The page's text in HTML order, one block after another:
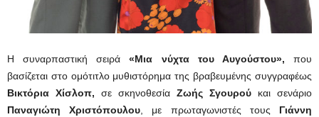
Η συναρπαστική σειρά«Μια νύχτα του Αυγούστου»,που
βασίζεται στο ομότιτλο μυθιστόρημα της βραβευμένης συγγραφέως
Βικτόρια Χίσλοπ, σε σκηνοθεσία Ζωής Σγουρού και σενάριο
Παναγιώτη Χριστόπουλου , με πρωταγωνιστές τους Γιάννη